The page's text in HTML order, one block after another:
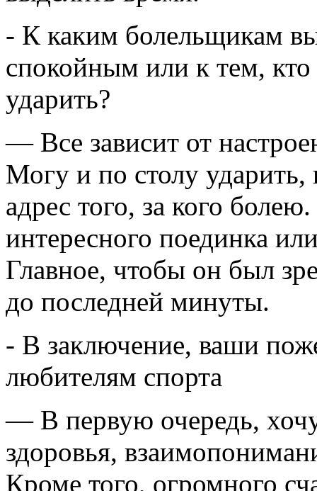
- К каким болельщикам
спокойным или к тем,
ударить?
— Все зависит от
Могу и по столу ударить,
адрес того, за кого
интересного поединка
Главное, чтобы он был
до последней минуты.
- В заключение, ваши
любителям спорта
— В первую очередь,
здоровья,
Кроме того, огромного